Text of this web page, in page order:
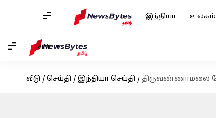
இந்தியா உலகம்
Tamil
வீடு / செய்தி / இந்தியா செய்தி / திருவண்ணாமலை